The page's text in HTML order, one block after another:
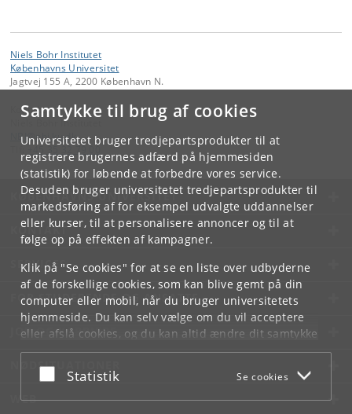
Samtykke til brug af cookies
Universitetet bruger tredjepartsprodukter til at
registrere brugernes adfærd på hjemmesiden
(statistik) for løbende at forbedre vores service.
Desuden bruger universitetet tredjepartsprodukter til
markedsføring af for eksempel udvalgte uddannelser
eller kurser, til at personalisere annoncer og til at
følge op på effekten af kampagner.
Klik på "Se cookies" for at se en liste over udbyderne
af de forskellige cookies, som kan blive gemt på din
computer eller mobil, når du bruger universitetets
hjemmeside. Du kan selv vælge om du vil acceptere
eller afslå cookies, og du kan altid ændre dit samtykke
underCookie- og privatlivspolitiksom du finder i
bunden af hver side.
Acceptér eller afslå
Statistik Se cookies
Niels Bohr Institutet
Københavns Universitet
Jagtvej 155 A, 2200 København N.
Kontakt:
Niels Bohr Institutet
NBI@ nbi ku.dk
KØBENHAVNS UNIVERSITET
KONTAKT
SERVICES
FOR STUDERENDE OG ANSATTE
JOB OG KARRIERE
NØDSITUATIONER
WEB